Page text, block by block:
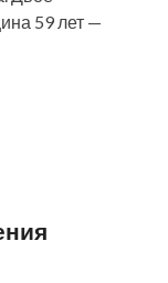
59 лет —